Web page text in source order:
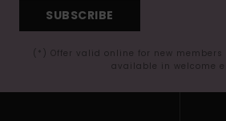
SUBSCRIBE
(*) Offer valid online for new
available in welcome